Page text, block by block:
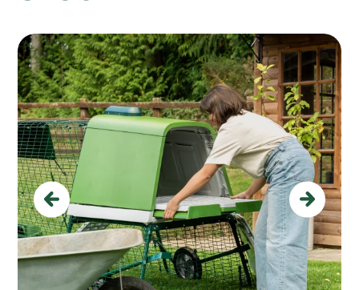
Previous Next